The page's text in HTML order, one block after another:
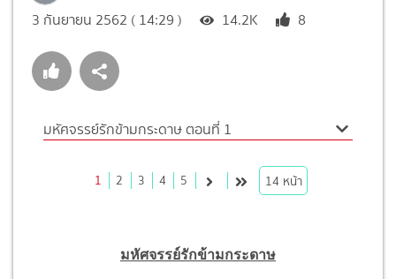
3 กันยายน 2562 ( 14:29 ) 14.2K 8
มหัศจรรย์รักข้ามกระดาษ ตอนที่ 1
1 2 3 4 5 14 หน้า
มหัศจรรย์รักข้ามกระดาษ